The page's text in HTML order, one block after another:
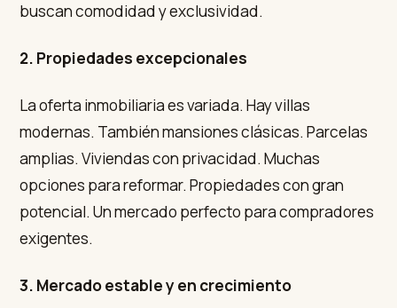
buscan comodidad y exclusividad.
2. Propiedades excepcionales
La oferta inmobiliaria es variada. Hay villas
modernas. También mansiones clásicas. Parcelas
amplias. Viviendas con privacidad. Muchas
opciones para reformar. Propiedades con gran
potencial. Un mercado perfecto para compradores
exigentes.
3. Mercado estable y en crecimiento